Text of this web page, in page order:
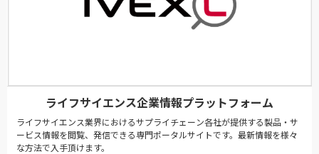
ライフサイエンス企業情報プラットフォーム
ライフサイエンス業界におけるサプライチェーン各社が提供する製品・サ
ービス情報を閲覧、発信できる専門ポータルサイトです。最新情報を様々
な方法で入手頂けます。